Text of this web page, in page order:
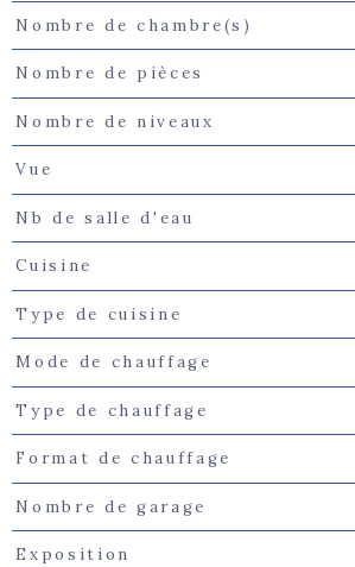
Nombre de chambre(s)
Nombre de pièces
Nombre de niveaux
Vue
Nb de salle d'eau
Cuisine
Type de cuisine
Mode de chauffage
Type de chauffage
Format de chauffage
Nombre de garage
Exposition